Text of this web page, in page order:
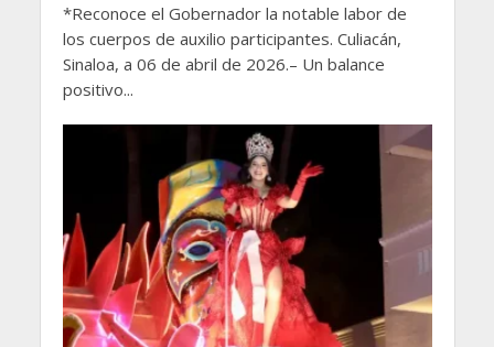
*Reconoce el Gobernador la notable labor de
los cuerpos de auxilio participantes. Culiacán,
Sinaloa, a 06 de abril de 2026.– Un balance
positivo...